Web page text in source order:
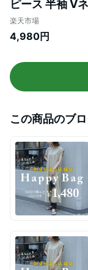
ピース 半袖 V
すすめ 上品 お
2023春夏新作
楽天市場
4,980円
この商品のブ